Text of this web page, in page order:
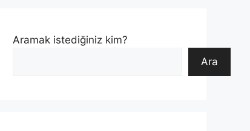
Aramak istediğiniz kim?
Ara